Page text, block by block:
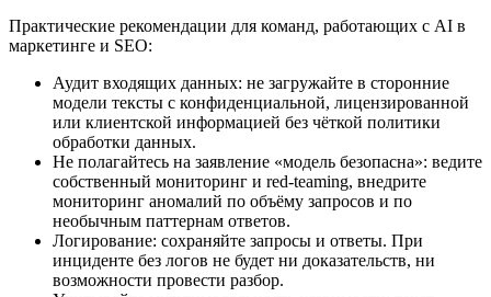
Практические рекомендации для команд, работающих с AI в
маркетинге и SEO:
Аудит входящих данных: не загружайте в сторонние
модели тексты с конфиденциальной, лицензированной
или клиентской информацией без чёткой политики
обработки данных.
Не полагайтесь на заявление «модель безопасна»: ведите
собственный мониторинг и red‑teaming, внедрите
мониторинг аномалий по объёму запросов и по
необычным паттернам ответов.
Логирование: сохраняйте запросы и ответы. При
инциденте без логов не будет ни доказательств, ни
возможности провести разбор.